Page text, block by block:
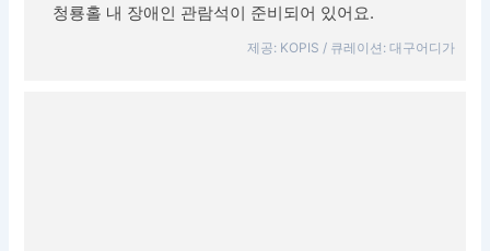
청룡홀 내 장애인 관람석이 준비되어 있어요.
제공: KOPIS / 큐레이션: 대구어디가